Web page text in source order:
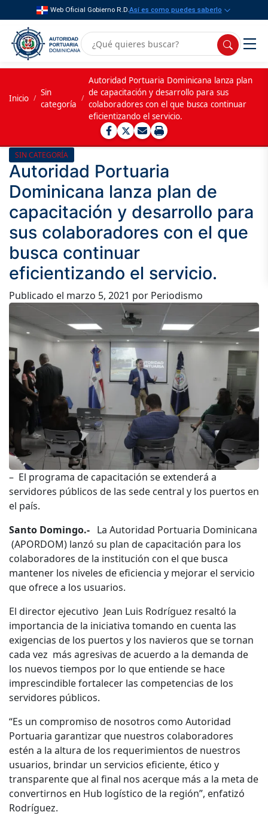
Web Oficial Gobierno R.D.Así es como puedes saberlo
Inicio /
Sin
categoría
/
Autoridad Portuaria Dominicana lanza plan
de capacitación y desarrollo para sus
colaboradores con el que busca continuar
eficientizando el servicio.
SIN CATEGORÍA
Autoridad Portuaria
Dominicana lanza plan de
capacitación y desarrollo para
sus colaboradores con el que
busca continuar
eficientizando el servicio.
Publicado el marzo 5, 2021 por Periodismo
– El programa de capacitación se extenderá a
servidores públicos de las sede central y los puertos en
el país.
Santo Domingo.- La Autoridad Portuaria Dominicana
(APORDOM) lanzó su plan de capacitación para los
colaboradores de la institución con el que busca
mantener los niveles de eficiencia y mejorar el servicio
que ofrece a los usuarios.
El director ejecutivo Jean Luis Rodríguez resaltó la
importancia de la iniciativa tomando en cuenta las
exigencias de los puertos y los navieros que se tornan
cada vez más agresivas de acuerdo a la demanda de
los nuevos tiempos por lo que entiende se hace
imprescindible fortalecer las competencias de los
servidores públicos.
“Es un compromiso de nosotros como Autoridad
Portuaria garantizar que nuestros colaboradores
estén a la altura de los requerimientos de nuestros
usuarios, brindar un servicios eficiente, ético y
transparente que al final nos acerque más a la meta de
convertirnos en Hub logístico de la región”, enfatizó
Rodríguez.